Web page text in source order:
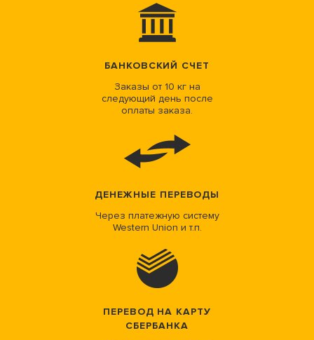
БАНКОВСКИЙ СЧЕТ
Заказы от 10 кг на
следующий день после
оплаты заказа.
ДЕНЕЖНЫЕ ПЕРЕВОДЫ
Через платежную систему
Western Union и т.п.
ПЕРЕВОД НА КАРТУ
СБЕРБАНКА